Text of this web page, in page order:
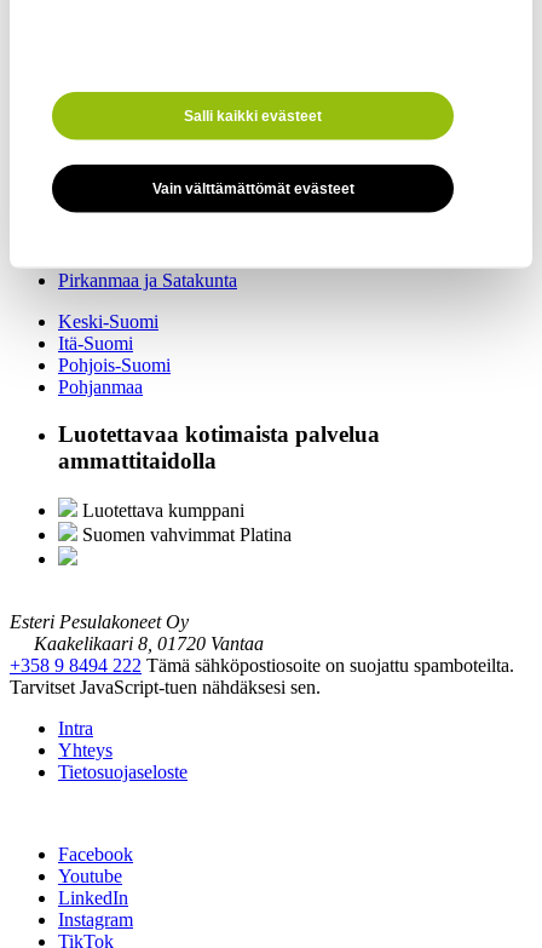
Salli kaikki evästeet
Vain välttämättömät evästeet
Edustajamme auttavat kaikissa kiinteistöpesulaa koskevissa asioissa.
Etelä-Suomi
Pirkanmaa ja Satakunta
Keski-Suomi
Itä-Suomi
Pohjois-Suomi
Pohjanmaa
Luotettavaa kotimaista palvelua
ammattitaidolla
Luotettava kumppani
Suomen vahvimmat Platina
Esteri Pesulakoneet Oy
Kaakelikaari 8, 01720 Vantaa
+358 9 8494 222 Tämä sähköpostiosoite on suojattu spamboteilta.
Tarvitset JavaScript-tuen nähdäksesi sen.
Intra
Yhteys
Tietosuojaseloste
Facebook
Youtube
LinkedIn
Instagram
TikTok